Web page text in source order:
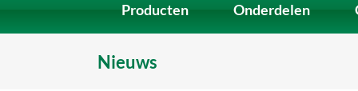
Producten Onderdelen
Nieuws